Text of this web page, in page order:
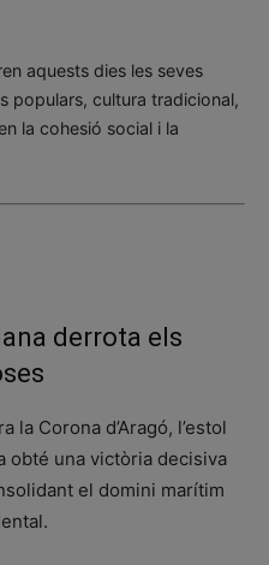
aquests dies les seves
populars, cultura tradicional,
la cohesió social i la
derrota els
la Corona d’Aragó, l’estol
obté una victòria decisiva
el domini marítim